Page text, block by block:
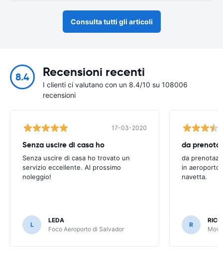
Consulta tutti gli articoli
8.4 Recensioni recenti
I clienti ci valutano con un 8.4/10 su 108006
recensioni
17-03-2020
Senza uscire di casa ho
Senza uscire di casa ho trovato un
servizio eccellente. Al prossimo
noleggio!
L
LEDA
Foco Aeroporto di Salvador
da
in aeroporto
navetta.
R